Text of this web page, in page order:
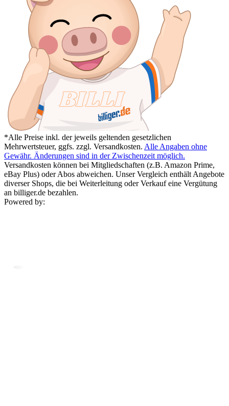
*Alle Preise inkl. der jeweils geltenden gesetzlichen
Mehrwertsteuer, ggfs. zzgl. Versandkosten. Alle Angaben ohne
Gewähr. Änderungen sind in der Zwischenzeit möglich.
Versandkosten können bei Mitgliedschaften (z.B. Amazon Prime,
eBay Plus) oder Abos abweichen. Unser Vergleich enthält Angebote
diverser Shops, die bei Weiterleitung oder Verkauf eine Vergütung
an billiger.de bezahlen.
Powered by: